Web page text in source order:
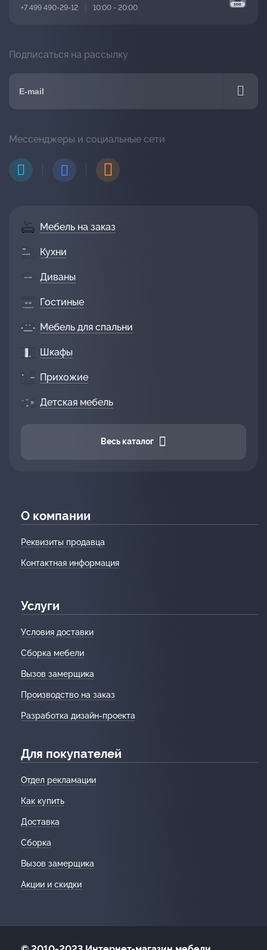
Мебель на заказ
Кухни
Диваны
Гостиные
Мебель для спальни
Шкафы
Прихожие
Детская мебель
Весь каталог
О компании
Реквизиты продавца
Контактная информация
Услуги
Условия доставки
Сборка мебели
Вызов замерщика
Производство на заказ
Разработка дизайн-проекта
Для покупателей
Отдел рекламации
Как купить
Доставка
Сборка
Вызов замерщика
Акции и скидки
+7 499 490-29-12 10:00 - 20:00
Подписаться на рассылку
Мессенджеры и социальные сети